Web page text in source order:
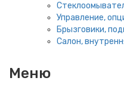
Управление,
Брызговики,
Салон,
Меню